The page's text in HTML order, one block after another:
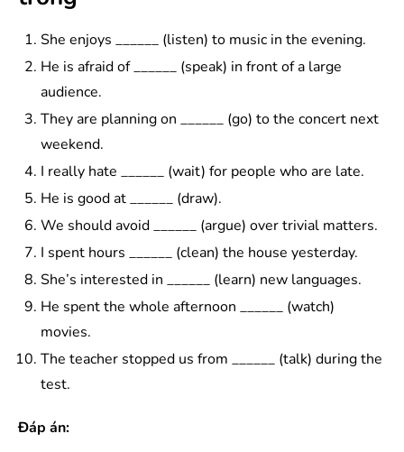
She enjoys ______ (listen) to music in the evening.
He is afraid of ______ (speak) in front of a large
audience.
They are planning on ______ (go) to the concert next
weekend.
I really hate ______ (wait) for people who are late.
He is good at ______ (draw).
We should avoid ______ (argue) over trivial matters.
I spent hours ______ (clean) the house yesterday.
She’s interested in ______ (learn) new languages.
He spent the whole afternoon ______ (watch)
movies.
The teacher stopped us from ______ (talk) during the
test.
Đáp án: